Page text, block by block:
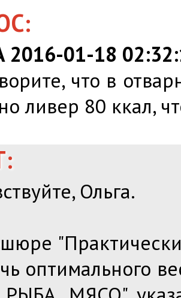
2016-01-18
что в
ливер 80 ккал,
Ольга.
оптимального